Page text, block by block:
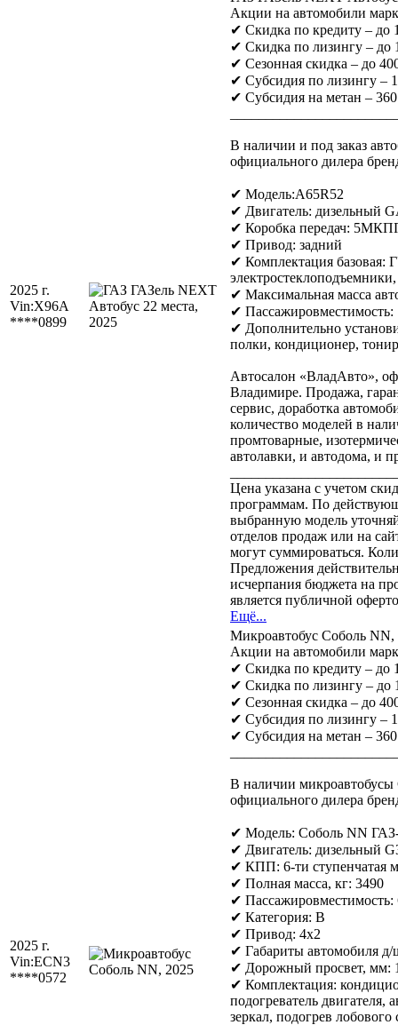
2025 г.
Vin:X96A
****0899
Акции на автомобили
✔ Скидка по кредиту – до
✔ Скидка по лизингу – до
✔ Сезонная скидка – до
✔ Субсидия по лизингу –
✔ Субсидия на метан –
В наличии и под заказ
официального дилера
✔ Модель:A65R52
✔ Двигатель: дизельный
✔ Коробка передач:
✔ Привод: задний
✔ Комплектация базовая:
✔ Максимальная масса
✔ Пассажировместимость:
✔ Дополнительно
полки, кондиционер,
Автосалон «ВладАвто»,
Владимире. Продажа,
сервис, доработка
количество моделей в
промтоварные,
автолавки, и автодома, и
Цена указана с учетом
программам. По
выбранную модель
отделов продаж или на
могут суммироваться.
Предложения
исчерпания бюджета на
является публичной
Ещё...
2025 г.
Vin:ECN3
****0572
Микроавтобус Соболь NN,
Акции на автомобили
✔ Скидка по кредиту – до
✔ Скидка по лизингу – до
✔ Сезонная скидка – до
✔ Субсидия по лизингу –
✔ Субсидия на метан –
В наличии
официального дилера
✔ Модель: Соболь NN
✔ Двигатель: дизельный
✔ КПП: 6-ти ступенчатая
✔ Полная масса, кг: 3490
✔
✔ Категория: B
✔ Привод: 4х2
✔ Габариты автомобиля
✔ Дорожный просвет, мм:
✔ Комплектация:
подогреватель двигателя,
зеркал, подогрев